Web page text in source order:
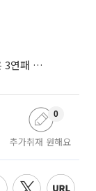
젠지, 풀세트 끝 한화생명 제압⋯한화생명은 3연패 수렁
추가취재 원해요
0